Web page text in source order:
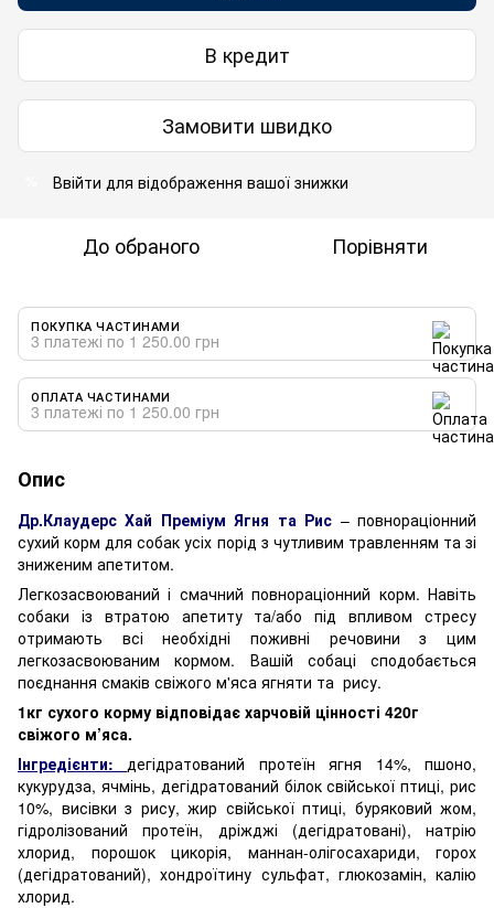
В кредит
Замовити швидко
Ввійти для відображення вашої знижки
До обраного Порівняти
ПОКУПКА ЧАСТИНАМИ
3 платежі по 1 250.00 грн
ОПЛАТА ЧАСТИНАМИ
3 платежі по 1 250.00 грн
Опис
Др.Клаудерс Хай Преміум Ягня та Рис – повнораціонний
сухий корм для собак усіх порід з чутливим травленням та зі
зниженим апетитом.
Легкозасвоюваний і смачний повнораціонний корм. Навіть
собаки із втратою апетиту та/або під впливом стресу
отримають всі необхідні поживні речовини з цим
легкозасвоюваним кормом. Вашій собаці сподобається
поєднання смаків свіжого м'яса ягняти та рису.
1кг сухого корму відповідає харчовій цінності 420г
свіжого м’яса.
Інгредієнти: дегідратований протеїн ягня 14%, пшоно,
кукурудза, ячмінь, дегідратований білок свійської птиці, рис
10%, висівки з рису, жир свійської птиці, буряковий жом,
гідролізований протеїн, дріжджі (дегідратовані), натрію
хлорид, порошок цикорія, маннан-олігосахариди, горох
(дегідратований), хондроїтину сульфат, глюкозамін, калію
хлорид.